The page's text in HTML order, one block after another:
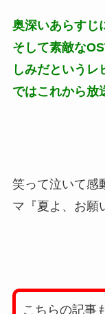
奥深いあらすじ
そして素敵な
しみだというレ
ではこれから放
笑って泣いて感
マ『夏よ、お願
こちらの記事